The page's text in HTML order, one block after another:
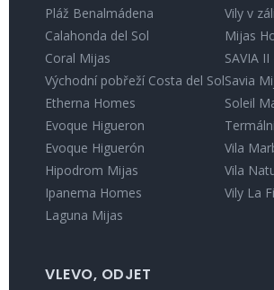
Pláž Benalmádena
Calahonda del Sol
Coral Mijas
Východní pobřeží Costa del Sol
Etherna Homes
Evoque Higueron
Evoque Higuerón
Hipodrom Mijas
Ipanema Homes
Laguna Mijas
Vily v
Mijas
SAVIA II
Savia
Soleil
Vila
Vila
Vily La
VLEVO, ODJET